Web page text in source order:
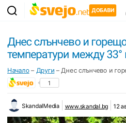
ДОБАВИ
Днес слънчево и
температури между 33°
Начало – Други – Днес слънчево и
1
SkandalMedia www.skandal.bg 12